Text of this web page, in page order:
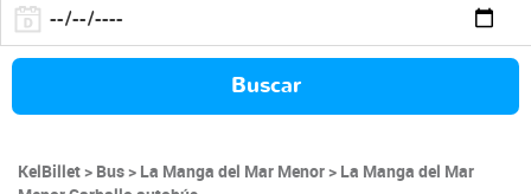
Buscar
KelBillet Bus La Manga del Mar Menor
La Manga del Mar